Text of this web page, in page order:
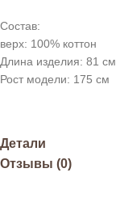
Состав:
верх: 100% коттон
Длина изделия: 81 см
Рост модели: 175 см
Детали
Отзывы (0)